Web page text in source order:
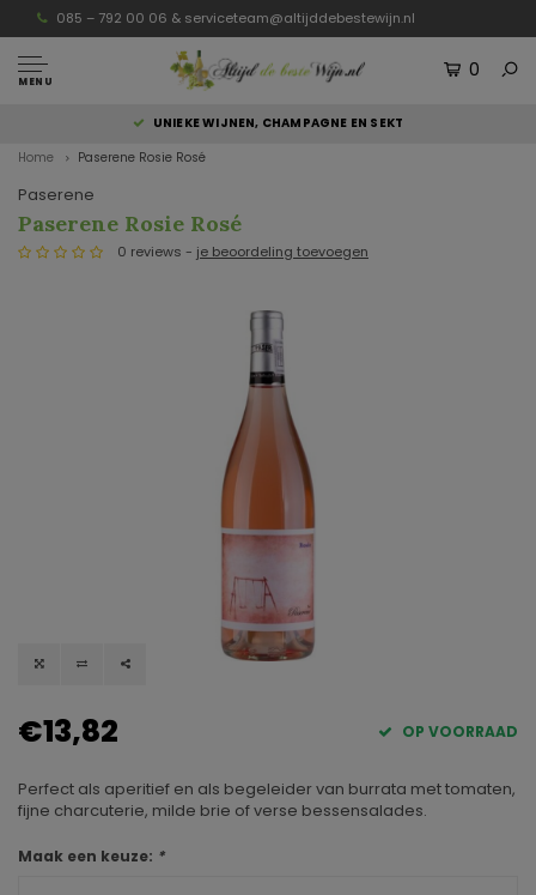
085 – 792 00 06 & serviceteam@altijddebestewijn.nl
MENU
0
UNIEKE WIJNEN, CHAMPAGNE EN SEKT
Home Paserene Rosie Rosé
Paserene
Paserene Rosie Rosé
0 reviews - je beoordeling toevoegen
€13,82 OP VOORRAAD
Perfect als aperitief en als begeleider van burrata met tomaten,
fijne charcuterie, milde brie of verse bessensalades.
Maak een keuze: *